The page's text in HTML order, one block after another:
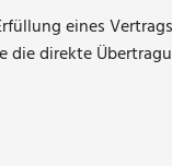
eines
die direkte